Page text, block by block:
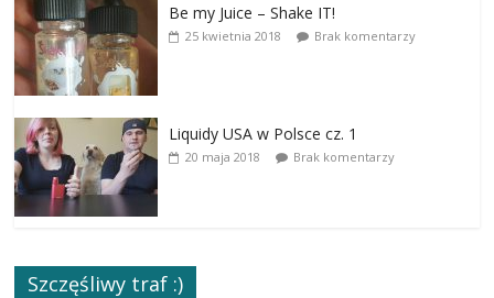
Be my Juice – Shake IT!
25 kwietnia 2018 Brak komentarzy
Liquidy USA w Polsce cz. 1
20 maja 2018 Brak komentarzy
Szczęśliwy traf :)